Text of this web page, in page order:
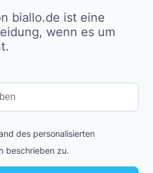
biallo.de ist eine
wenn es um
des personalisierten
beschrieben zu.